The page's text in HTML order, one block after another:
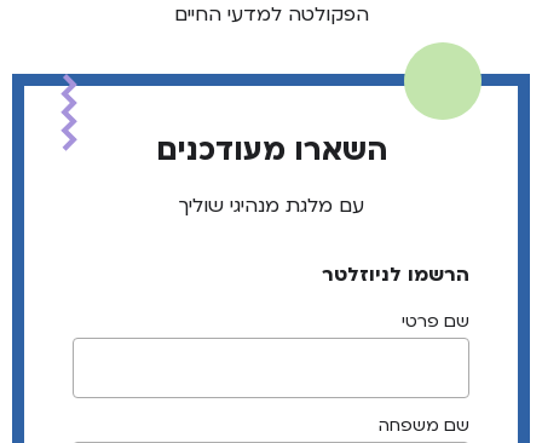
הפקולטה למדעי החיים
השארו מעודכנים
עם מלגת מנהיגי שוליך
הרשמו לניוזלטר
שם פרטי
שם משפחה